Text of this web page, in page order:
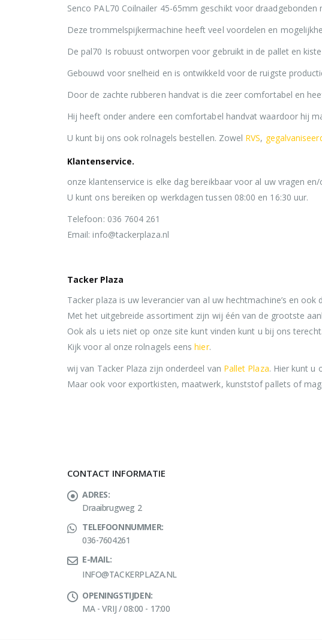
Senco PAL70 Coilnailer 45-65mm geschikt voor draadgebonden
Deze trommelspijkermachine heeft veel voordelen en
De pal70 Is robuust ontworpen voor gebruikt in de pallet en
Gebouwd voor snelheid en is ontwikkeld voor de ruigste
Door de zachte rubberen handvat is die zeer comfortabel en
Hij heeft onder andere een comfortabel handvat waardoor hij
U kunt bij ons ook rolnagels bestellen. Zowel RVS,
Klantenservice.
onze klantenservice is elke dag bereikbaar voor al uw vragen
U kunt ons bereiken op werkdagen tussen 08:00 en 16:30 uur.
Telefoon: 036 7604 261
Email: info@tackerplaza.nl
Tacker Plaza
Tacker plaza is uw leverancier van al uw hechtmachine’s en ook
Met het uitgebreide assortiment zijn wij één van de grootste
Ook als u iets niet op onze site kunt vinden kunt u bij ons terecht.
Kijk voor al onze rolnagels eenshier.
wij van Tacker Plaza zijn onderdeel van Pallet Plaza. Hier kunt u
Maar ook voor exportkisten, maatwerk, kunststof pallets of
CONTACT INFORMATIE
ADRES:
Draaibrugweg 2
TELEFOONNUMMER:
036-7604261
E-MAIL:
INFO@TACKERPLAZA.NL
OPENINGSTIJDEN:
MA - VRIJ / 08:00 - 17:00